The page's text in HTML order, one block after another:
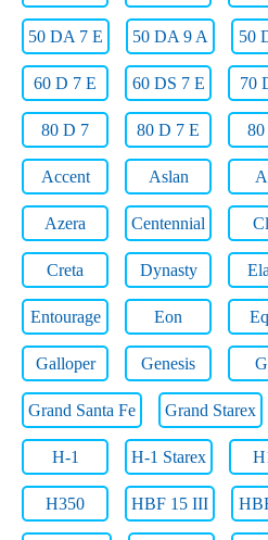
50 DA 7 E 50 DA 9 A 50
60 D 7 E 60 DS 7 E 70
80 D 7 80 D 7 E
Accent Aslan
Azera Centennial
Creta Dynasty
Entourage Eon
Galloper Genesis
Grand Santa Fe Grand Starex
H-1 H-1 Starex
H350 HBF 15 III